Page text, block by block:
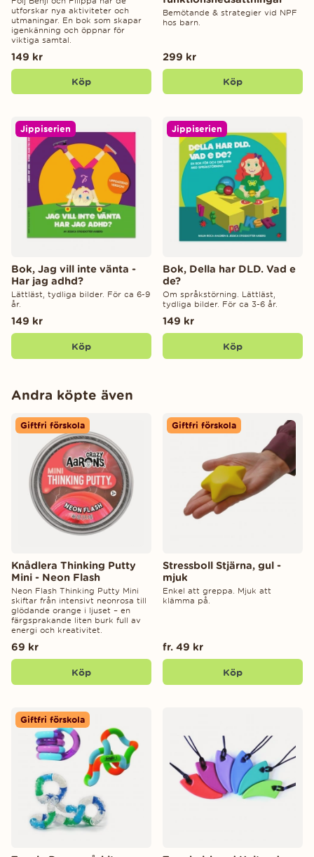
utforskar nya aktiviteter och
utmaningar. En bok som skapar
igenkänning och öppnar för
viktiga samtal.
149 kr
Köp
Bemötande & strategier vid NPF
hos barn.
299 kr
Köp
Jippiserien
Bok, Jag vill inte vänta -
Har jag adhd?
Lättläst, tydliga bilder. För ca 6-9
år.
149 kr
Köp
Jippiserien
Bok, Della har DLD. Vad e
de?
Om språkstörning. Lättläst,
tydliga bilder. För ca 3-6 år.
149 kr
Köp
Andra köpte även
Giftfri förskola
Knådlera Thinking Putty
Mini - Neon Flash
Neon Flash Thinking Putty Mini
skiftar från intensivt neonrosa till
glödande orange i ljuset – en
färgsprakande liten burk full av
energi och kreativitet.
69 kr
Köp
Giftfri förskola
Stressboll Stjärna, gul -
mjuk
Enkel att greppa. Mjuk att
klämma på.
fr. 49 kr
Köp
Giftfri förskola